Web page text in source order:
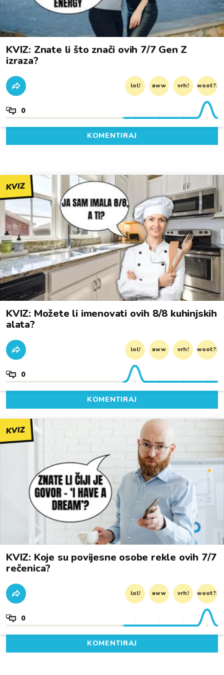
KVIZ: Znate li što znači ovih 7/7 Gen Z
izraza?
lol! aww vrh! woot?!
0
KOMENTIRAJ
KVIZ
KVIZ: Možete li imenovati ovih 8/8 kuhinjskih
alata?
lol! aww vrh! woot?!
0
KOMENTIRAJ
KVIZ
KVIZ: Koje su povijesne osobe rekle ovih 7/7
rečenica?
lol! aww vrh! woot?!
0
KOMENTIRAJ